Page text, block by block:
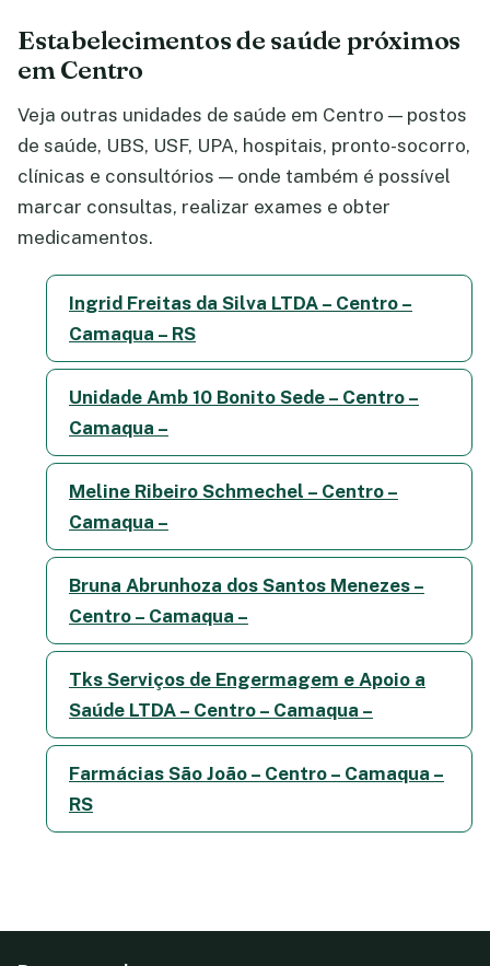
Estabelecimentos de saúde próximos
em Centro
Veja outras unidades de saúde em Centro — postos
de saúde, UBS, USF, UPA, hospitais, pronto-socorro,
clínicas e consultórios — onde também é possível
marcar consultas, realizar exames e obter
medicamentos.
Ingrid Freitas da Silva LTDA – Centro –
Camaqua – RS
Unidade Amb 10 Bonito Sede – Centro –
Camaqua –
Meline Ribeiro Schmechel – Centro –
Camaqua –
Bruna Abrunhoza dos Santos Menezes –
Centro – Camaqua –
Tks Serviços de Engermagem e Apoio a
Saúde LTDA – Centro – Camaqua –
Farmácias São João – Centro – Camaqua –
RS